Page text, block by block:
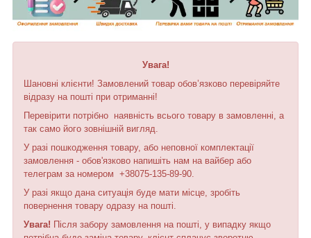
Увага!
Шановні клієнти! Замовлений товар обов’язково перевіряйте
відразу на пошті при отриманні!
Перевірити потрібно наявність всього товару в замовленні, а
так само його зовнішній вигляд.
У разі пошкодження товару, або неповної комплектації
замовлення - обов'язково напишіть нам на вайбер або
телеграм за номером +38075-135-89-90.
У разі якщо дана ситуація буде мати місце, зробіть
повернення товару одразу на пошті.
Увага! Після забору замовлення на пошті, у випадку якщо